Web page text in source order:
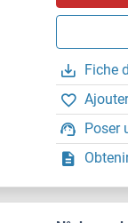
Fiche
Poser